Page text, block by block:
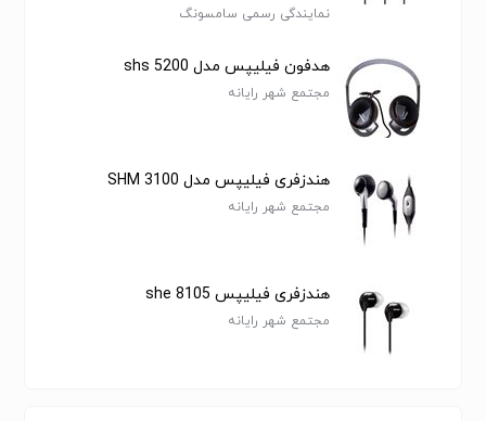
نمایندگی رسمی سامسونگ
هدفون فیلیپس مدل shs 5200
مجتمع شهر رایانه
هندزفری فیلیپس مدل SHM 3100
مجتمع شهر رایانه
هندزفری فیلیپس she 8105
مجتمع شهر رایانه